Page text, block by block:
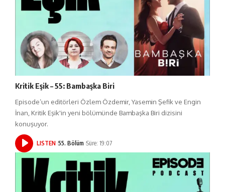
Kritik Eşik – 55: Bambaşka Biri
Episode’un editörleri Özlem Özdemir, Yasemin Şefik ve Engin
İnan, Kritik Eşik'in yeni bölümünde Bambaşka Biri dizisini
konuşuyor.
LISTEN 55. Bölüm Süre: 19:07